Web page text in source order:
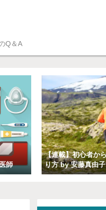
（シェルパジ
Q＆A
師
【連載】初心者か
り方 by 安藤真由子